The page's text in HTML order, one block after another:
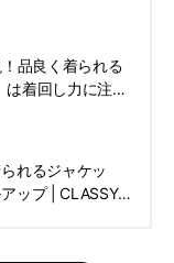
品良く着られる
は着回し力に注目
れるジャケッ
ップ | CLASSY.